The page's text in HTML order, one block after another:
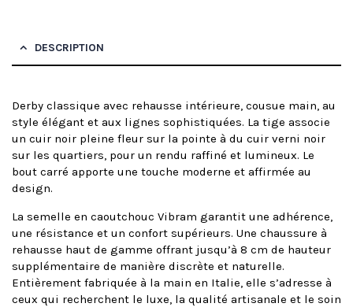
DESCRIPTION
Derby classique avec rehausse intérieure, cousue main, au
style élégant et aux lignes sophistiquées. La tige associe
un cuir noir pleine fleur sur la pointe à du cuir verni noir
sur les quartiers, pour un rendu raffiné et lumineux. Le
bout carré apporte une touche moderne et affirmée au
design.
La semelle en caoutchouc Vibram garantit une adhérence,
une résistance et un confort supérieurs. Une chaussure à
rehausse haut de gamme offrant jusqu’à 8 cm de hauteur
supplémentaire de manière discrète et naturelle.
Entièrement fabriquée à la main en Italie, elle s’adresse à
ceux qui recherchent le luxe, la qualité artisanale et le soin